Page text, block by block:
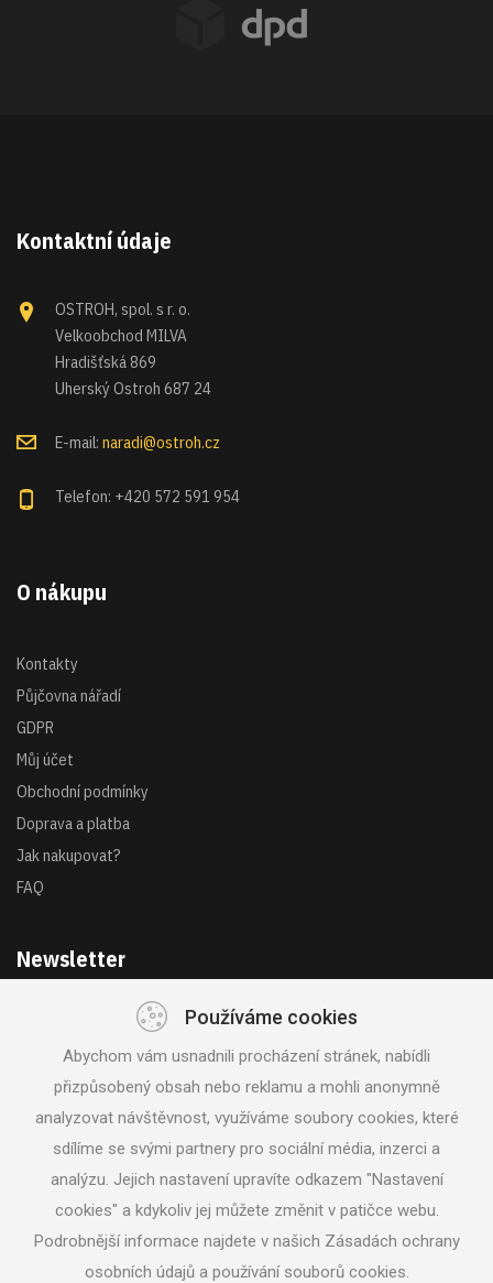
Kontaktní údaje
OSTROH, spol. s r. o.
Velkoobchod MILVA
Hradišťská 869
Uherský Ostroh 687 24
E-mail: naradi@ostroh.cz
Telefon: +420 572 591 954
O nákupu
Kontakty
Půjčovna nářadí
GDPR
Můj účet
Obchodní podmínky
Doprava a platba
Jak nakupovat?
FAQ
Newsletter
Získejte akce a novinky z první ruky
SLEDUJTE NÁS
© 2018 Svět nářadí |Nastavení cookies|Vrácení zboží /
Používáme cookies
Abychom vám usnadnili procházení stránek, nabídli
přizpůsobený obsah nebo reklamu a mohli anonymně
analyzovat návštěvnost, využíváme soubory cookies, které
sdílíme se svými partnery pro sociální média, inzerci a
analýzu. Jejich nastavení upravíte odkazem "Nastavení
cookies" a kdykoliv jej můžete změnit v patičce webu.
Podrobnější informace najdete v našich Zásadách ochrany
osobních údajů a používání souborů cookies.